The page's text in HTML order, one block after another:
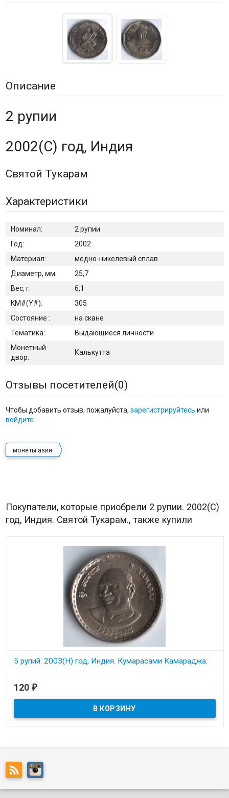
Описание
2 рупии
2002(C) год, Индия
Святой Тукарам
Характеристики
Номинал:
2 рупии
Год:
2002
Материал:
медно-никелевый сплав
Диаметр, мм:
25,7
Вес, г:
6,1
KM#(Y#):
305
Состояние :
на скане
Тематика:
Выдающиеся личности
Монетный
двор:
Калькутта
Отзывы посетителей(0)
Чтобы добавить отзыв, пожалуйста, зарегистрируйтесь или
войдите
монеты азии
Покупатели, которые приобрели 2 рупии. 2002(C)
год, Индия. Святой Тукарам., также купили
5 рупий. 2003(H) год, Индия. Кумарасами Камараджа.
В наличии
120 ₽